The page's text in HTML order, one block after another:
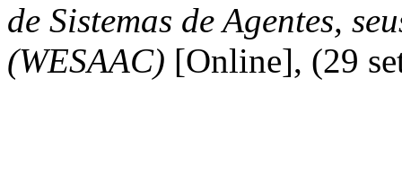
de Sistemas de Agentes,
(WESAAC) [Online], (29